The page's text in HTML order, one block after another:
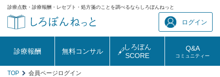
診療点数・診療報酬・レセプト・処方箋のことを調べるならしろぼんねっと
ログイン
診療報酬 無料コンサル
しろぼん
SCORE
Q&A
コミュニティー
TOP 会員ページログイン